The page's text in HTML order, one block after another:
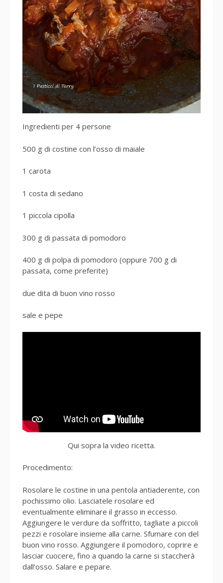
Ingredienti per 4 persone
500 g di costine con l’osso di maiale
1 carota
1 costa di sedano
1 piccola cipolla
300 g di passata di pomodoro
400 g di polpa di pomodoro (oppure 700 g di
passata, come preferite)
due dita di buon vino rosso
sale e pepe
Qui sopra la video ricetta.
Procedimento:
Rosolare le costine in una pentola antiaderente, con
pochissimo olio. Lasciatele rosolare ed
eventualmente eliminare il grasso in eccesso.
Aggiungere le verdure da soffritto, tagliate a piccoli
pezzi e rosolare insieme alla carne. Sfumare con del
buon vino rosso. Aggiungere il pomodoro, coprire e
lasciar cuocere, fino a quando la carne si staccherà
dall’osso. Salare e pepare.